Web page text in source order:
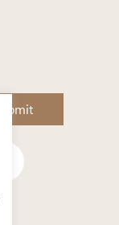
Submit